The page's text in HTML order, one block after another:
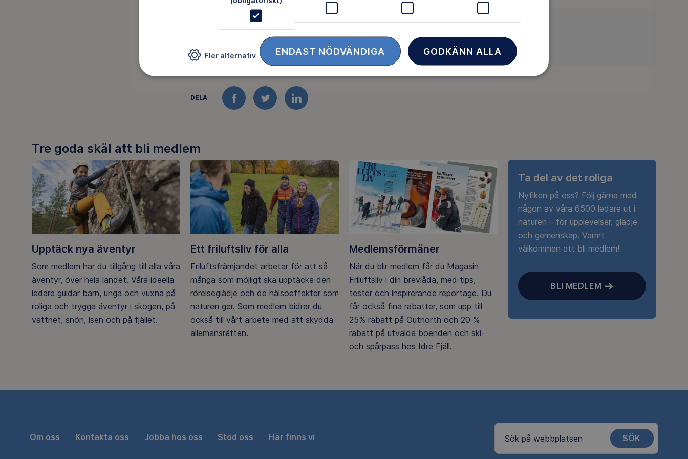
Anmälan
DELA
FACEBOOKTWITTERLINKEDIN
Tre goda skäl att bli medlem
Upptäck nya äventyr
Som medlem har du tillgång till alla våra
äventyr, över hela landet. Våra ideella
ledare guidar barn, unga och vuxna på
roliga och trygga äventyr i skogen, på
vattnet, snön, isen och på fjället.
Ett friluftsliv för alla
Friluftsfrämjandet arbetar för att så
många som möjligt ska upptäcka den
rörelseglädje och de hälsoeffekter som
naturen ger. Som medlem bidrar du
också till vårt arbete med att skydda
allemansrätten.
Medlemsförmåner
När du blir medlem får du Magasin
Friluftsliv i din brevlåda, med tips,
tester och inspirerande reportage. Du
får också fina rabatter, som upp till
25% rabatt på Outnorth och 20 %
rabatt på utvalda boenden och ski-
och spårpass hos Idre Fjäll.
Ta del av det roliga
Nyfiken på oss? Följ gärna med
någon av våra 6500 ledare ut i
naturen – för upplevelser, glädje
och gemenskap. Varmt
välkommen att bli medlem!
BLI MEDLEM
Om oss Kontakta oss Jobba hos oss Stöd oss Här finns vi Sök på webbplatsen SÖK
GODKÄNN ALLA
ENDAST NÖDVÄNDIGA
Fler alternativ